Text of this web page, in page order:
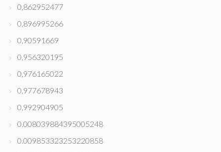
0,862952477
0,896995266
0,90591669
0,956320195
0,976165022
0,977678943
0,992904905
0.008039884395005248
0.009853323253220858